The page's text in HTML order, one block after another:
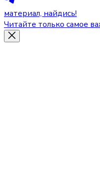
материал, найдись!
Читайте только самое